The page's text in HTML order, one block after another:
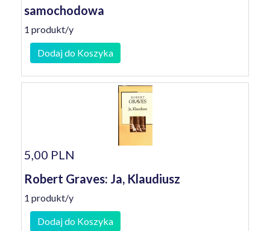
samochodowa
1 produkt/y
Dodaj do Koszyka
5,00 PLN
Robert Graves: Ja, Klaudiusz
1 produkt/y
Dodaj do Koszyka